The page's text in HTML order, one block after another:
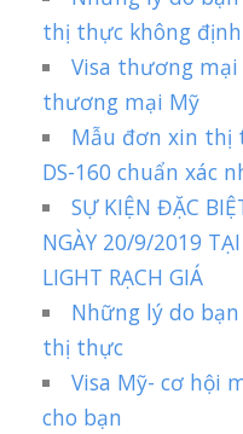
thị thực không định
Visa thương
thương mại Mỹ
Mẫu đơn xin thị
DS-160 chuẩn xác
SỰ KIỆN ĐẶC
NGÀY 20/9/2019
LIGHT RẠCH GIÁ
Những lý do
thị thực
Visa Mỹ- cơ hội
cho bạn